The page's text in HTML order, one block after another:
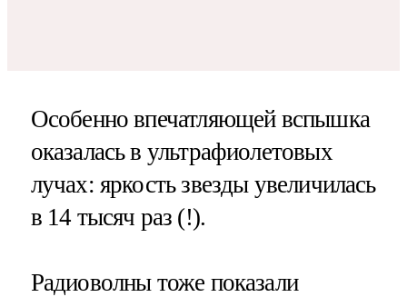
Особенно впечатляющей вспышка
оказалась в ультрафиолетовых
лучах: яркость звезды увеличилась
в 14 тысяч раз (!).
Радиоволны тоже показали